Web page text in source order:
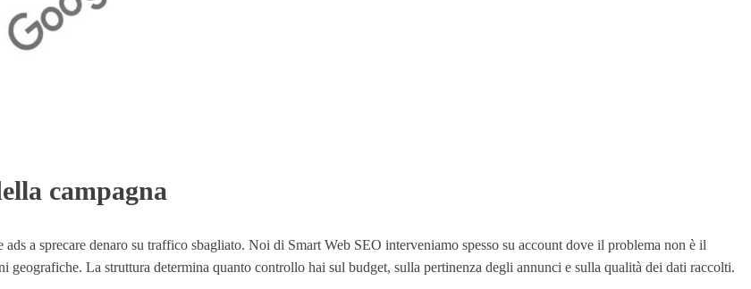
campagna
a sprecare denaro su traffico sbagliato. Noi di Smart Web SEO interveniamo spesso su account dove il problema non è il
La struttura determina quanto controllo hai sul budget, sulla pertinenza degli annunci e sulla qualità dei dati raccolti.